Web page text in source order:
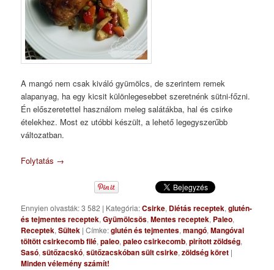
A mangó nem csak kiváló gyümölcs, de szerintem remek
alapanyag, ha egy kicsit különlegesebbet szeretnénk sütni-főzni.
Én előszeretettel használom meleg salátákba, hal és csirke
ételekhez. Most ez utóbbi készült, a lehető legegyszerűbb
változatban.
Folytatás →
Ennyien olvasták: 3 582 | Kategória:Csirke, Diétás receptek,glutén-
és tejmentes receptek,Gyümölcsös,Mentes receptek, Paleo,
Receptek,Sültek |Címke:glutén és tejmentes,mangó,Mangóval
töltött csirkecomb filé,paleo,paleo csirkecomb,pirított zöldség,
Sasó,sütőzacskó,sütőzacskóban sült csirke,zöldség köret |
Minden vélemény számít!